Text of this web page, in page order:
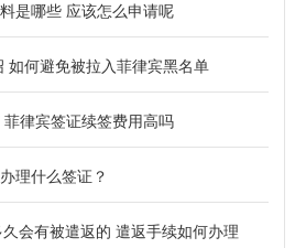
是哪些 应该怎么申请呢
如何避免被拉入菲律宾黑名单
律宾签证续签费用高吗
理什么签证？
会有被遣返的 遣返手续如何办理